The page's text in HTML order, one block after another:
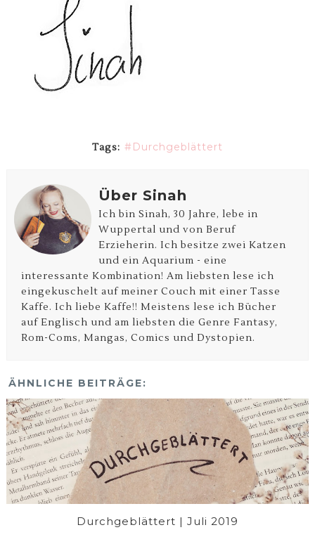
Tags: Durchgeblättert
Über Sinah
Ich bin Sinah, 30 Jahre, lebe in
Wuppertal und von Beruf
Erzieherin. Ich besitze zwei Katzen
und ein Aquarium - eine
interessante Kombination! Am liebsten lese ich
eingekuschelt auf meiner Couch mit einer Tasse
Kaffe. Ich liebe Kaffe!! Meistens lese ich Bücher
auf Englisch und am liebsten die Genre Fantasy,
Rom-Coms, Mangas, Comics und Dystopien.
ÄHNLICHE BEITRÄGE:
Durchgeblättert | Juli 2019